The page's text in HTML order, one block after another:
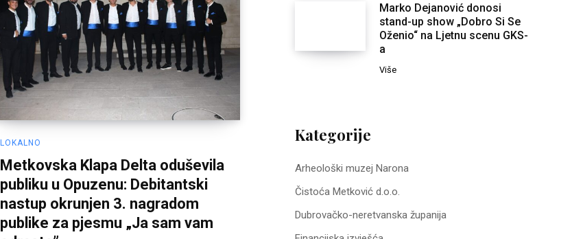
LOKALNO
Metkovska Klapa Delta oduševila
publiku u Opuzenu: Debitantski
nastup okrunjen 3. nagradom
publike za pjesmu „Ja sam vam
Marko Dejanović donosi
stand-up show „Dobro Si Se
Oženio“ na Ljetnu scenu GKS-
a
Više
Kategorije
Arheološki muzej Narona
Čistoća Metković d.o.o.
Dubrovačko-neretvanska županija